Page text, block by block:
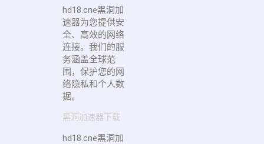
hd18.cne黑洞加
速器为您提供安
全、高效的网络
连接。我们的服
务涵盖全球范
围，保护您的网
络隐私和个人数
据。
黑洞加速器下载
hd18.cne黑洞加